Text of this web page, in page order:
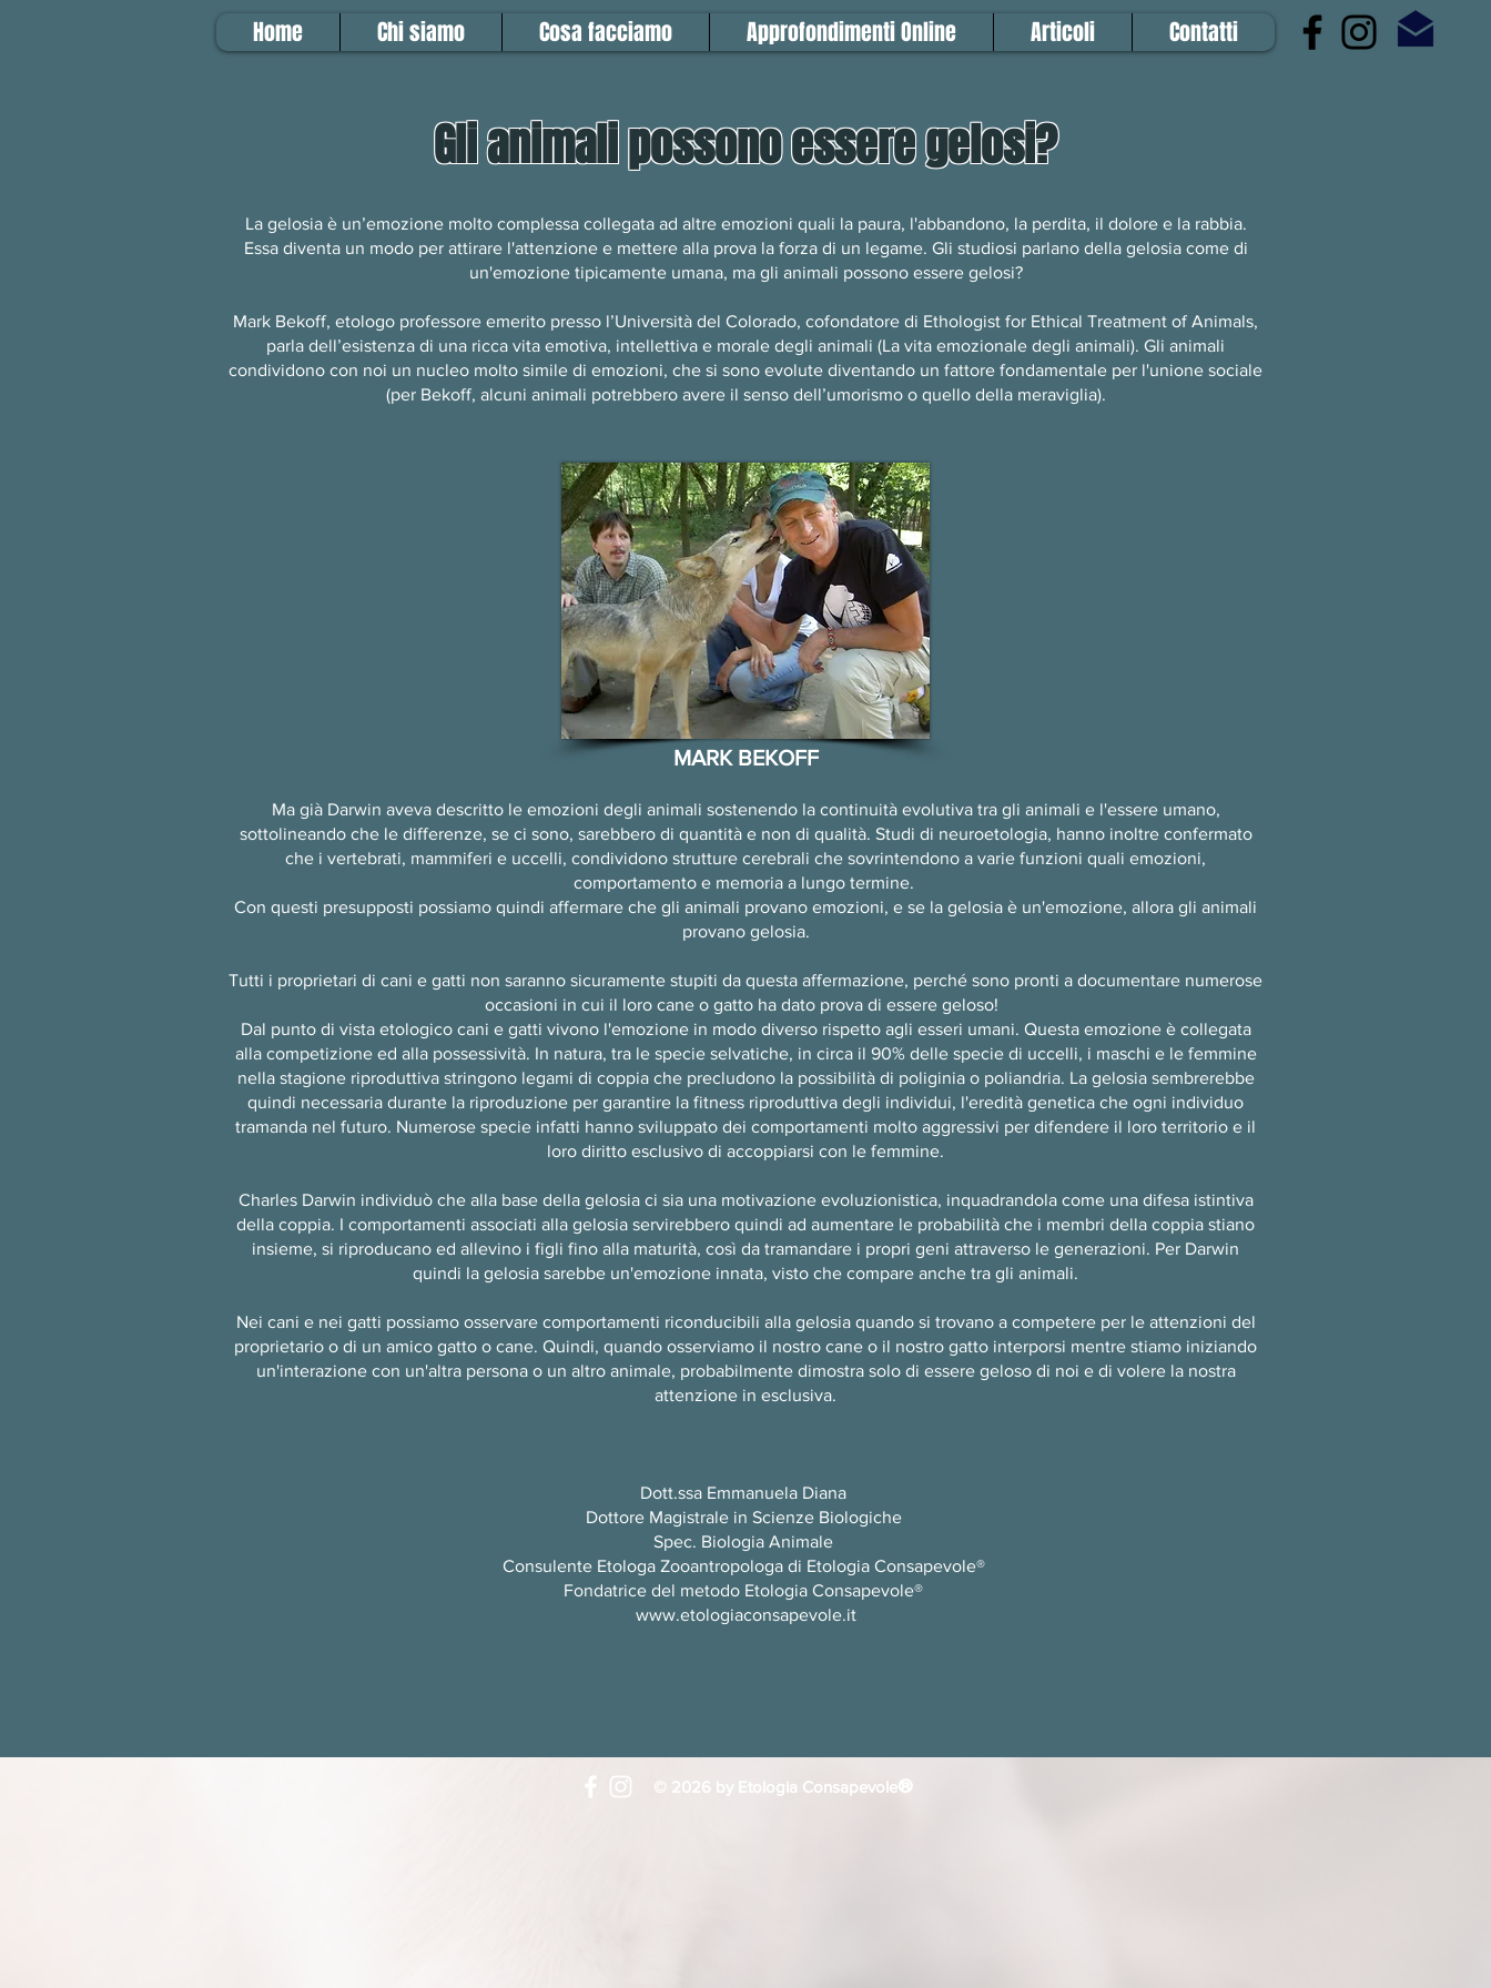
Home Chi siamo Cosa facciamo Approfondimenti Online Articoli Contatti
Gli animali possono essere gelosi?
La gelosia è un’emozione molto complessa collegata ad altre emozioni quali la paura, l'abbandono, la perdita, il dolore e la rabbia.
Essa diventa un modo per attirare l'attenzione e mettere alla prova la forza di un legame. Gli studiosi parlano della gelosia come di
un'emozione tipicamente umana, ma gli animali possono essere gelosi?
Mark Bekoff, etologo professore emerito presso l’Università del Colorado, cofondatore di Ethologist for Ethical Treatment of Animals,
parla dell’esistenza di una ricca vita emotiva, intellettiva e morale degli animali (La vita emozionale degli animali). Gli animali
condividono con noi un nucleo molto simile di emozioni, che si sono evolute diventando un fattore fondamentale per l'unione sociale
(per Bekoff, alcuni animali potrebbero avere il senso dell’umorismo o quello della meraviglia).
Ma già Darwin aveva descritto le emozioni degli animali sostenendo la continuità evolutiva tra gli animali e l'essere umano,
sottolineando che le differenze, se ci sono, sarebbero di quantità e non di qualità. Studi di neuroetologia, hanno inoltre confermato
che i vertebrati, mammiferi e uccelli, condividono strutture cerebrali che sovrintendono a varie funzioni quali emozioni,
comportamento e memoria a lungo termine.
Con questi presupposti possiamo quindi affermare che gli animali provano emozioni, e se la gelosia è un'emozione, allora gli animali
provano gelosia.
Tutti i proprietari di cani e gatti non saranno sicuramente stupiti da questa affermazione, perché sono pronti a documentare numerose
occasioni in cui il loro cane o gatto ha dato prova di essere geloso!
Dal punto di vista etologico cani e gatti vivono l'emozione in modo diverso rispetto agli esseri umani. Questa emozione è collegata
alla competizione ed alla possessività. In natura, tra le specie selvatiche, in circa il 90% delle specie di uccelli, i maschi e le femmine
nella stagione riproduttiva stringono legami di coppia che precludono la possibilità di poliginia o poliandria. La gelosia sembrerebbe
quindi necessaria durante la riproduzione per garantire la fitness riproduttiva degli individui, l'eredità genetica che ogni individuo
tramanda nel futuro. Numerose specie infatti hanno sviluppato dei comportamenti molto aggressivi per difendere il loro territorio e il
loro diritto esclusivo di accoppiarsi con le femmine.
Charles Darwin individuò che alla base della gelosia ci sia una motivazione evoluzionistica, inquadrandola come una difesa istintiva
della coppia. I comportamenti associati alla gelosia servirebbero quindi ad aumentare le probabilità che i membri della coppia stiano
insieme, si riproducano ed allevino i figli fino alla maturità, così da tramandare i propri geni attraverso le generazioni. Per Darwin
quindi la gelosia sarebbe un'emozione innata, visto che compare anche tra gli animali.
Nei cani e nei gatti possiamo osservare comportamenti riconducibili alla gelosia quando si trovano a competere per le attenzioni del
proprietario o di un amico gatto o cane. Quindi, quando osserviamo il nostro cane o il nostro gatto interporsi mentre stiamo iniziando
un'interazione con un'altra persona o un altro animale, probabilmente dimostra solo di essere geloso di noi e di volere la nostra
attenzione in esclusiva.
Dott.ssa Emmanuela Diana
Dottore Magistrale in Scienze Biologiche
Spec. Biologia Animale
Consulente Etologa Zooantropologa di Etologia Consapevole®
Fondatrice del metodo Etologia Consapevole®
www.etologiaconsapevole.it
MARK BEKOFF
© 2026 by Etologia Consapevole®